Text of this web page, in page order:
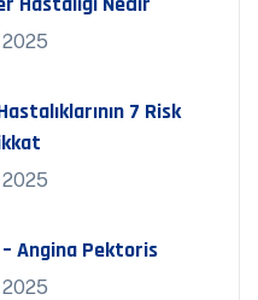
2025
7 Risk
2025
– Angina Pektoris
2025